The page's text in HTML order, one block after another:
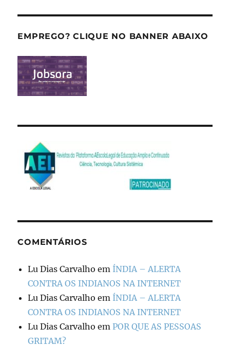
EMPREGO? CLIQUE NO BANNER ABAIXO
COMENTÁRIOS
Lu Dias Carvalho em ÍNDIA – ALERTA
CONTRA OS INDIANOS NA INTERNET
Lu Dias Carvalho em ÍNDIA – ALERTA
CONTRA OS INDIANOS NA INTERNET
Lu Dias Carvalho emPOR QUE AS PESSOAS
GRITAM?